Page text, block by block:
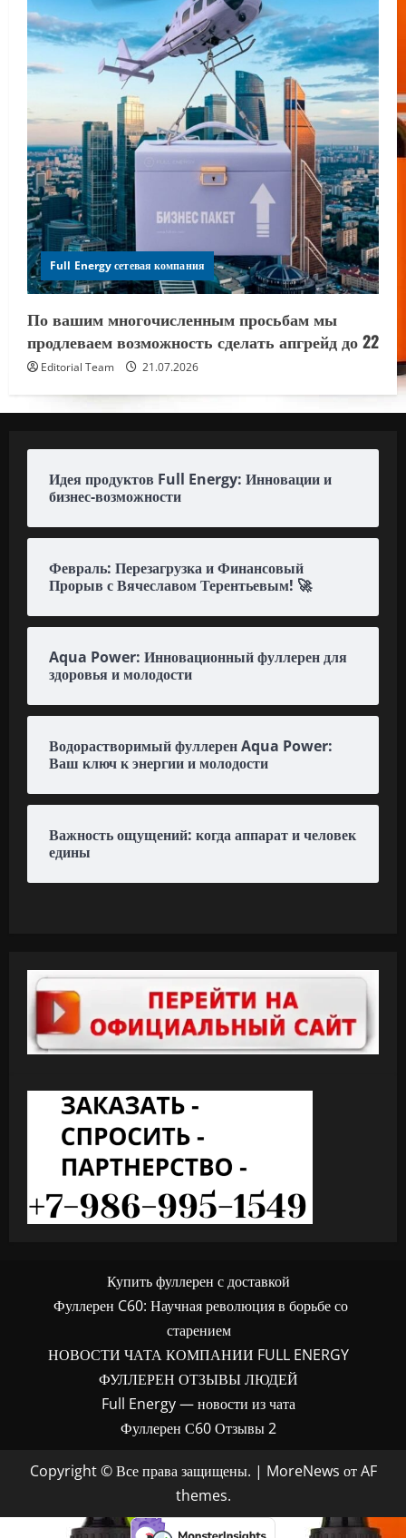
Full Energy сетевая компания
По вашим многочисленным просьбам мы
продлеваем возможность сделать апгрейд до 22
Editorial Team 21.07.2026
Идея продуктов Full Energy: Инновации и
бизнес-возможности
Февраль: Перезагрузка и Финансовый
Прорыв с Вячеславом Терентьевым! 🚀
Aqua Power: Инновационный фуллерен для
здоровья и молодости
Водорастворимый фуллерен Aqua Power:
Ваш ключ к энергии и молодости
Важность ощущений: когда аппарат и человек
едины
Купить фуллерен с доставкой
Фуллерен C60: Научная революция в борьбе со
старением
НОВОСТИ ЧАТА КОМПАНИИ FULL ENERGY
ФУЛЛЕРЕН ОТЗЫВЫ ЛЮДЕЙ
Full Energy — новости из чата
Фуллерен С60 Отзывы 2
Copyright © Все права защищены. | MoreNews от AF
themes.